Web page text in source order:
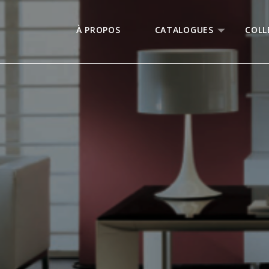
À PROPOS CATALOGUES